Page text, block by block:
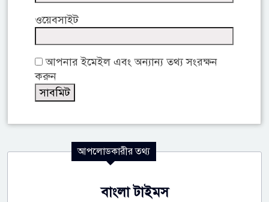
ওয়েবসাইট
আপনার ইমেইল এবং অন্যান্য তথ্য সংরক্ষন
করুন
আপলোডকারীর তথ্য
বাংলা টাইমস